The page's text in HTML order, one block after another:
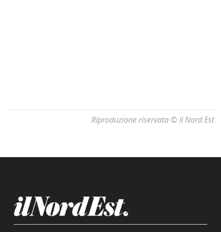
Riproduzione riservata © il Nord Est